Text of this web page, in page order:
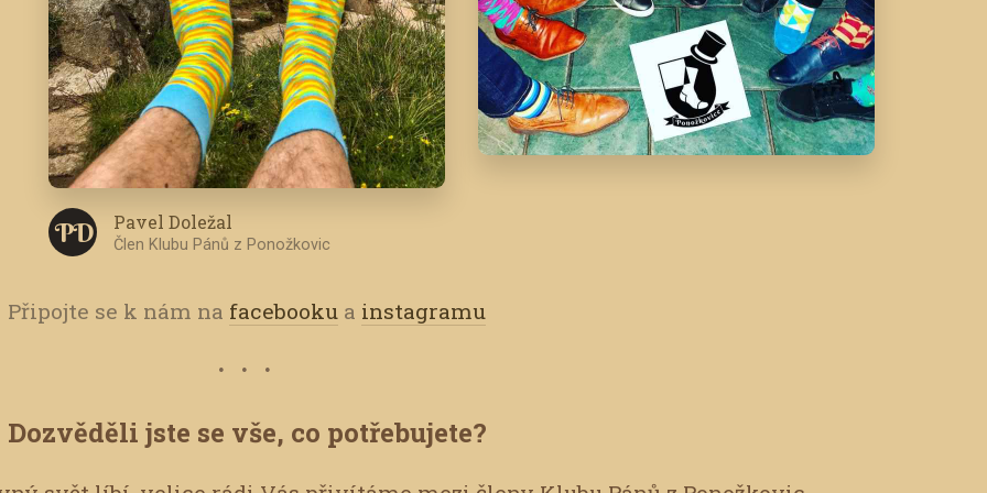
P D Pavel Doležal
Člen Klubu Pánů z Ponožkovic
Připojte se k nám na facebooku a instagramu
Dozvěděli jste se vše, co potřebujete?